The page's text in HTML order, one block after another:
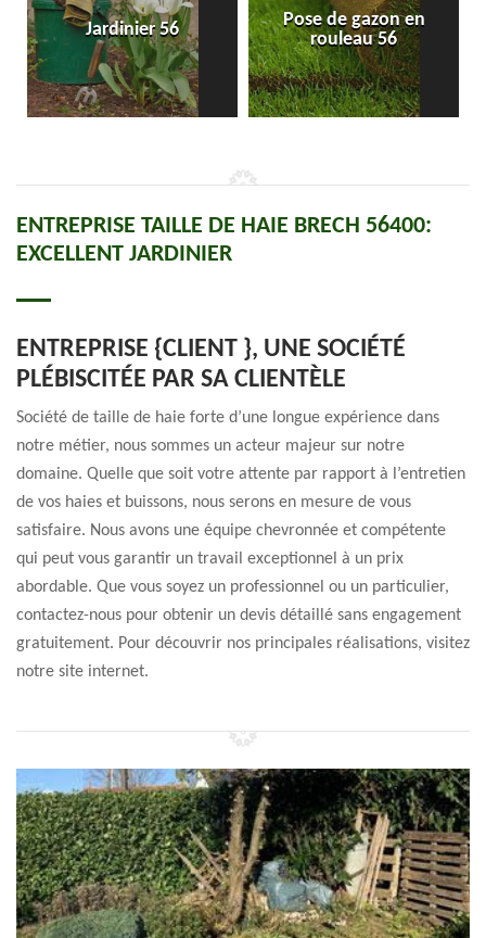
Jardinier 56
Pose de gazon en
rouleau 56
ENTREPRISE TAILLE DE HAIE BRECH 56400:
EXCELLENT JARDINIER
ENTREPRISE {CLIENT }, UNE SOCIÉTÉ
PLÉBISCITÉE PAR SA CLIENTÈLE
Société de taille de haie forte d’une longue expérience dans
notre métier, nous sommes un acteur majeur sur notre
domaine. Quelle que soit votre attente par rapport à l’entretien
de vos haies et buissons, nous serons en mesure de vous
satisfaire. Nous avons une équipe chevronnée et compétente
qui peut vous garantir un travail exceptionnel à un prix
abordable. Que vous soyez un professionnel ou un particulier,
contactez-nous pour obtenir un devis détaillé sans engagement
gratuitement. Pour découvrir nos principales réalisations, visitez
notre site internet.